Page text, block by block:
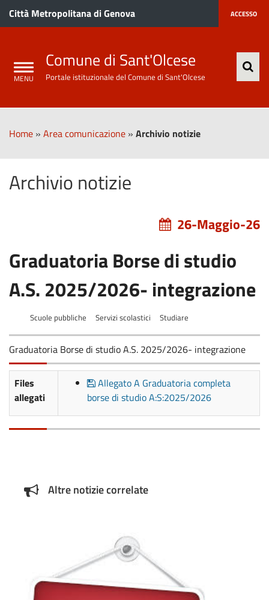
Città Metropolitana di Genova ACCESSO
Comune di Sant'Olcese
Portale istituzionale del Comune di Sant'Olcese
Home » Area comunicazione » Archivio notizie
Archivio notizie
26-Maggio-26
Graduatoria Borse di studio
A.S. 2025/2026- integrazione
Scuole pubbliche Servizi scolastici Studiare
Graduatoria Borse di studio A.S. 2025/2026- integrazione
Files
allegati
Allegato A Graduatoria completa
borse di studio A:S:2025/2026
Altre notizie correlate